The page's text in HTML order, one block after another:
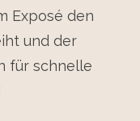
Exposé den
und der
für schnelle